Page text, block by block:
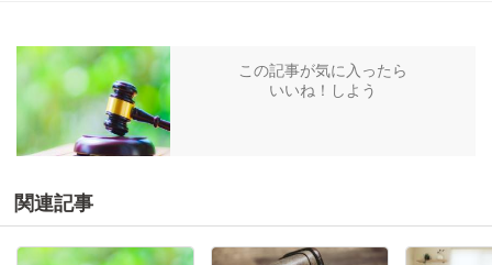
この記事が気に入ったら
いいね！しよう
関連記事